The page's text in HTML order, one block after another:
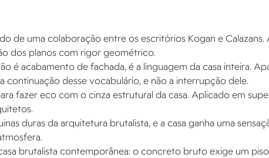
de uma colaboração entre os escritórios Kogan e
dos planos com rigor geométrico.
é acabamento de fachada, é a linguagem da casa inteira.
continuação desse vocabulário, e não a interrupção dele.
fazer eco com o cinza estrutural da casa. Aplicado em
duras da arquitetura brutalista, e a casa ganha uma
brutalista contemporânea: o concreto bruto exige um